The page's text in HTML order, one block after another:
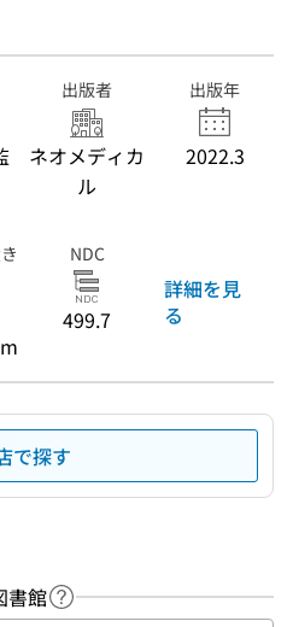
出版者
ネオメディカ
ル
出版年
2022.3
NDC
499.7
詳細を見
る
で探す
書館 ヘルプページへのリンク